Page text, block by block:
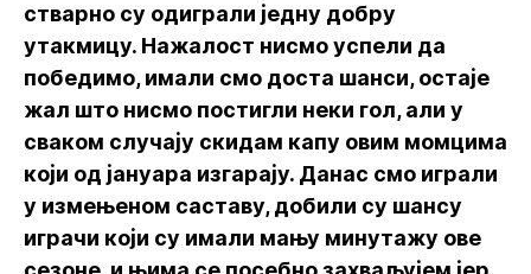
стварно су одиграли једну добру
утакмицу. Нажалост нисмо успели да
победимо, имали смо доста шанси, остаје
жал што нисмо постигли неки гол, али у
сваком случају скидам капу овим момцима
који од јануара изгарају. Данас смо играли
у измењеном саставу, добили су шансу
играчи који су имали мању минутажу ове